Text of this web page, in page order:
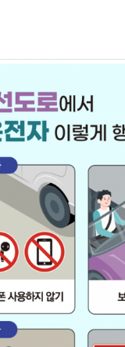
IsometricWeb